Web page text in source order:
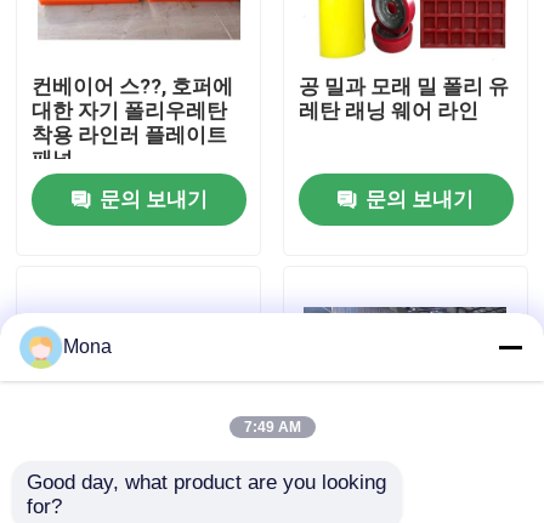
공장 투어
품질 관리
뉴스
알루미나 세라믹 라이너
컨베이어 스??, 호퍼에
대한 자기 폴리우레탄
착용 라인러 플레이트
패널
문의 보내기
공 밀과 모래 밀 폴리 유
레탄 래닝 웨어 라인
문의 보내기
저항하는 캐스트 폴리
Mona
7:49 AM
Good day, what product are you looking
for?